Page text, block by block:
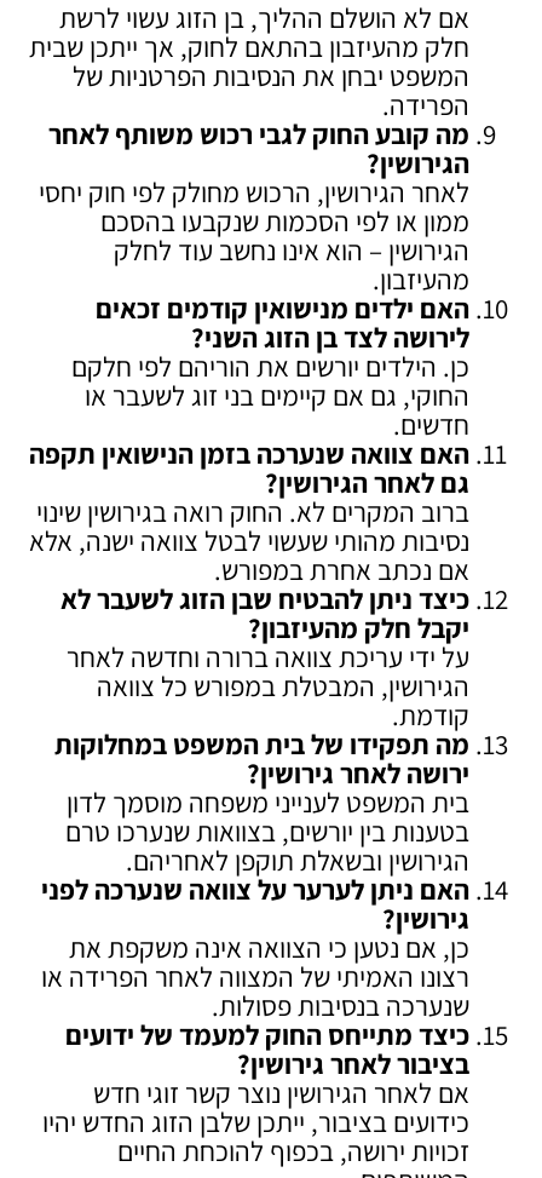
אם לא הושלם ההליך, בן הזוג עשוי לרשת
חלק מהעיזבון בהתאם לחוק, אך ייתכן שבית
המשפט יבחן את הנסיבות הפרטניות של
הפרידה.
מה קובע החוק לגבי רכוש משותף לאחר
הגירושין?
לאחר הגירושין, הרכוש מחולק לפי חוק יחסי
ממון או לפי הסכמות שנקבעו בהסכם
הגירושין – הוא אינו נחשב עוד לחלק
מהעיזבון.
האם ילדים מנישואין קודמים זכאים
לירושה לצד בן הזוג השני?
כן. הילדים יורשים את הוריהם לפי חלקם
החוקי, גם אם קיימים בני זוג לשעבר או
חדשים.
האם צוואה שנערכה בזמן הנישואין תקפה
גם לאחר הגירושין?
ברוב המקרים לא. החוק רואה בגירושין שינוי
נסיבות מהותי שעשוי לבטל צוואה ישנה, אלא
אם נכתב אחרת במפורש.
כיצד ניתן להבטיח שבן הזוג לשעבר לא
יקבל חלק מהעיזבון?
על ידי עריכת צוואה ברורה וחדשה לאחר
הגירושין, המבטלת במפורש כל צוואה
קודמת.
מה תפקידו של בית המשפט במחלוקות
ירושה לאחר גירושין?
בית המשפט לענייני משפחה מוסמך לדון
בטענות בין יורשים, בצוואות שנערכו טרם
הגירושין ובשאלת תוקפן לאחריהם.
האם ניתן לערער על צוואה שנערכה לפני
גירושין?
כן, אם נטען כי הצוואה אינה משקפת את
רצונו האמיתי של המצווה לאחר הפרידה או
שנערכה בנסיבות פסולות.
כיצד מתייחס החוק למעמד של ידועים
בציבור לאחר גירושין?
אם לאחר הגירושין נוצר קשר זוגי חדש
כידועים בציבור, ייתכן שלבן הזוג החדש יהיו
זכויות ירושה, בכפוף להוכחת החיים